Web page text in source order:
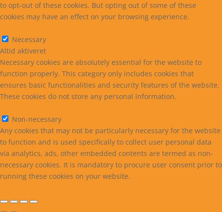
to opt-out of these cookies. But opting out of some of these
cookies may have an effect on your browsing experience.
Necessary
Altid aktiveret
Necessary cookies are absolutely essential for the website to
function properly. This category only includes cookies that
ensures basic functionalities and security features of the website.
These cookies do not store any personal information.
Non-necessary
Any cookies that may not be particularly necessary for the website
to function and is used specifically to collect user personal data
via analytics, ads, other embedded contents are termed as non-
necessary cookies. It is mandatory to procure user consent prior to
running these cookies on your website.